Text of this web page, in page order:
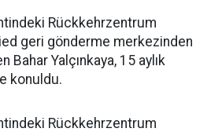
Rückkehrzentrum
geri gönderme merkezinden
Bahar Yalçınkaya, 15 aylık
konuldu.
Rückkehrzentrum